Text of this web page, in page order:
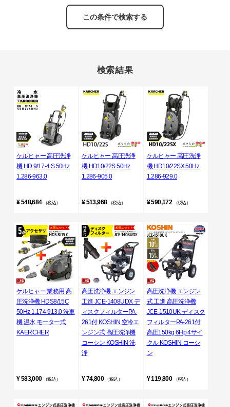
この条件で検索する
検索結果
ケルヒャー 高圧洗浄
機 HD 9/17-4 S 50Hz
1.286-963.0
¥ 548,684（税込）
ケルヒャー 高圧洗浄
機 HD10/22S 50Hz
1.286-905.0
¥ 513,968（税込）
ケルヒャー 高圧洗浄
機 HD10/22SX 50Hz
1.286-929.0
¥ 590,172 （税込）
ケルヒャー 業務用 高
圧洗浄機 HDS8/15C
50Hz 1.174-913.0 洗車
機 温水 モーター式
KAERCHER
¥ 583,000（税込）
高圧洗浄機 エンジン
工進 JCE-1408UDX デ
ィスクフィルターPA-
261付 KOSHIN 空冷エ
ンジン式 高圧洗浄機
コーシン KOSHIN 洗
浄
¥ 74,800（税込）
高圧洗浄機 エンジン
式 工進 高圧洗浄機
JCE-1510UK ディスク
フィルターPA-261付
高圧150kg 6Hp 4サイ
クル KOSHIN コーシ
ン
¥ 119,800（税込）